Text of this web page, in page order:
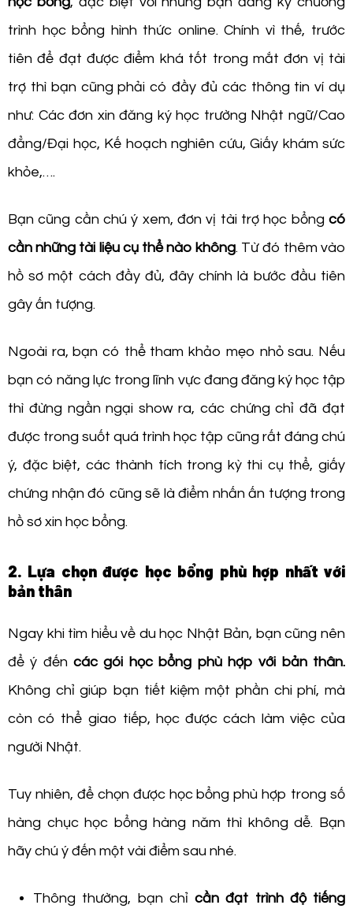
trình học bổng hình thức online. Chính vì thế, trước
tiên để đạt được điểm khá tốt trong mắt đơn vị tài
trợ thì bạn cũng phải có đầy đủ các thông tin ví dụ
như: Các đơn xin đăng ký học trường Nhật ngữ/Cao
đẳng/Đại học, Kế hoạch nghiên cứu, Giấy khám sức
khỏe,….
Bạn cũng cần chú ý xem, đơn vị tài trợ học bổng có
cần những tài liệu cụ thể nào không. Từ đó thêm vào
hồ sơ một cách đầy đủ, đây chính là bước đầu tiên
gây ấn tượng.
Ngoài ra, bạn có thể tham khảo mẹo nhỏ sau. Nếu
bạn có năng lực trong lĩnh vực đang đăng ký học tập
thì đừng ngần ngại show ra, các chứng chỉ đã đạt
được trong suốt quá trình học tập cũng rất đáng chú
ý, đặc biệt, các thành tích trong kỳ thi cụ thể, giấy
chứng nhận đó cũng sẽ là điểm nhấn ấn tượng trong
hồ sơ xin học bổng.
2. Lựa chọn được học bổng phù hợp nhất với
bản thân
Ngay khi tìm hiểu về du học Nhật Bản, bạn cũng nên
để ý đếncác gói học bổng phù hợp với bản thân.
Không chỉ giúp bạn tiết kiệm một phần chi phí, mà
còn có thể giao tiếp, học được cách làm việc của
người Nhật.
Tuy nhiên, để chọn được học bổng phù hợp trong số
hàng chục học bổng hàng năm thì không dễ. Bạn
hãy chú ý đến một vài điểm sau nhé.
Thông thường, bạn chỉ cần đạt trình độ tiếng